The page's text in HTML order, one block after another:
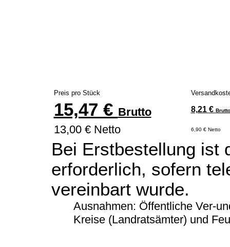
Preis pro Stück
15,47 € Brutto 8,21 € Brutto
13,00 € Netto 6,90 € Netto
Bei Erstbestellung ist
erforderlich, sofern
vereinbart wurde.
Ausnahmen: Öffentliche Ver-
Kreise (Landratsämter) und